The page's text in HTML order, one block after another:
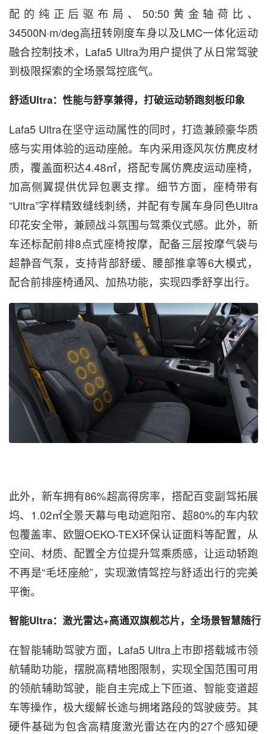
配的纯正后驱布局、50:50黄金轴荷比、
34500N·m/deg高扭转刚度车身以及LMC一体化运动
融合控制技术，Lafa5 Ultra为用户提供了从日常驾驶
到极限探索的全场景驾控底气。
舒适Ultra：性能与舒享兼得，打破运动轿跑刻板印象
Lafa5 Ultra在坚守运动属性的同时，打造兼顾豪华质
感与实用体验的运动座舱。车内采用逐风灰仿麂皮材
质，覆盖面积达4.48㎡，搭配专属仿麂皮运动座椅，
加高侧翼提供优异包裹支撑。细节方面，座椅带有
“Ultra”字样精致缝线刺绣，并配有专属车身同色Ultra
印花安全带，兼顾战斗氛围与驾乘仪式感。此外，新
车还标配前排8点式座椅按摩，配备三层按摩气袋与
超静音气泵，支持背部舒缓、腰部推拿等6大模式，
配合前排座椅通风、加热功能，实现四季舒享出行。
此外，新车拥有86%超高得房率，搭配百变副驾拓展
坞、1.02㎡全景天幕与电动遮阳帘、超80%的车内软
包覆盖率、欧盟OEKO-TEX环保认证面料等配置，从
空间、材质、配置全方位提升驾乘质感，让运动轿跑
不再是“毛坯座舱”，实现激情驾控与舒适出行的完美
平衡。
智能Ultra：激光雷达+高通双旗舰芯片，全场景智慧随行
在智能辅助驾驶方面，Lafa5 Ultra上市即搭载城市领
航辅助功能，摆脱高精地图限制，实现全国范围可用
的领航辅助驾驶，能自主完成上下匝道、智能变道超
车等操作，极大缓解长途与拥堵路段的驾驶疲劳。其
硬件基础为包含高精度激光雷达在内的27个感知硬